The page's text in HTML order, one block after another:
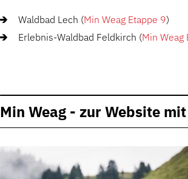
Waldbad Lech (Min Weag Etappe 9)
Erlebnis-Waldbad Feldkirch (Min Weag
Min Weag - zur Website